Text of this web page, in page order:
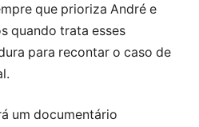
que prioriza André e
quando trata esses
para recontar o caso de
um documentário